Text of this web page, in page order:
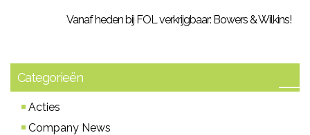
Vanaf heden bij FOL verkrijgbaar: Bowers & Wilkins!
Categorieën
Acties
Company News